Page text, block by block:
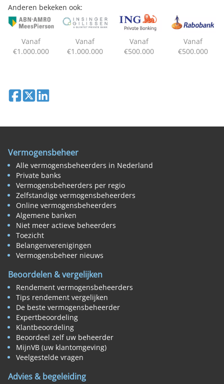
Anderen bekeken ook:
Vanaf
€1.000.000
Vanaf
€1.000.000
Vanaf
€500.000
Vanaf
€500.000
Deel op Facebook
Deel op XDeel op LinkedIn
Vermogensbeheer
Alle vermogensbeheerders in Nederland
Private banks
Vermogensbeheerders per regio
Zelfstandige vermogensbeheerders
Online vermogensbeheerders
Algemene banken
Niet meer actieve beheerders
Toezicht
Belangenverenigingen
Vermogensbeheer nieuws
Beoordelen & vergelijken
Rendement vermogensbeheerders
Tips rendement vergelijken
De beste vermogensbeheerder
Expertbeoordeling
Klantbeoordeling
Beoordeel zelf uw beheerder
MijnVB (uw klantomgeving)
Veelgestelde vragen
Advies & begeleiding